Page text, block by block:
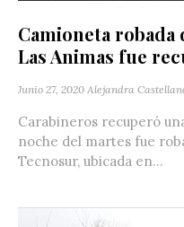
Camioneta
Las Animas fue
Junio 27, 2020 Alejandra
Carabineros recuperó
noche del martes fue
Tecnosur, ubicada en...